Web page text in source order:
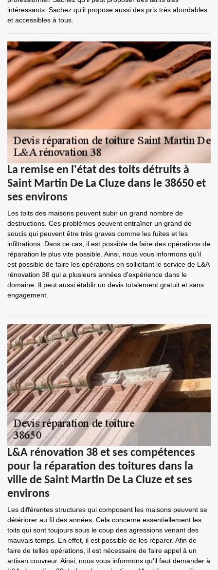
intéressants. Sachez qu'il propose aussi des prix très abordables
et accessibles à tous.
La remise en l'état des toits détruits à
Saint Martin De La Cluze dans le 38650 et
ses environs
Les toits des maisons peuvent subir un grand nombre de
destructions. Ces problèmes peuvent entraîner un grand de
soucis qui peuvent être très graves comme les fuites et les
infiltrations. Dans ce cas, il est possible de faire des opérations de
réparation le plus vite possible. Ainsi, nous vous informons qu'il
est possible de faire les opérations en sollicitant le service de L&A
rénovation 38 qui a plusieurs années d'expérience dans le
domaine. Il peut aussi établir un devis totalement gratuit et sans
engagement.
L&A rénovation 38 et ses compétences
pour la réparation des toitures dans la
ville de Saint Martin De La Cluze et ses
environs
Les différentes structures qui composent les maisons peuvent se
détériorer au fil des années. Cela concerne essentiellement les
toits qui sont toujours sous le coup des agressions venant des
mauvais temps. En effet, il est possible de les réparer. Afin de
faire de telles opérations, il est nécessaire de faire appel à un
artisan couvreur. Ainsi, nous vous informons qu'il faut demander à